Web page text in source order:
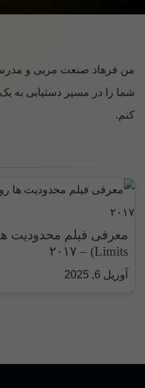
من فرهاد صنعت مربی و
شما را در مسیر دستیابی به
کنم.
Limits) – ۲۰۱۷
آوریل 6, 2025